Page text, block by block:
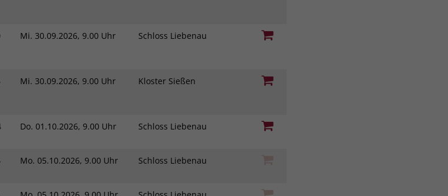
Mi. 30.09.2026, 9.00 Uhr Schloss Liebenau
Mi. 30.09.2026, 9.00 Uhr Kloster Sießen
Do. 01.10.2026, 9.00 Uhr Schloss Liebenau
Mo. 05.10.2026, 9.00 Uhr Schloss Liebenau